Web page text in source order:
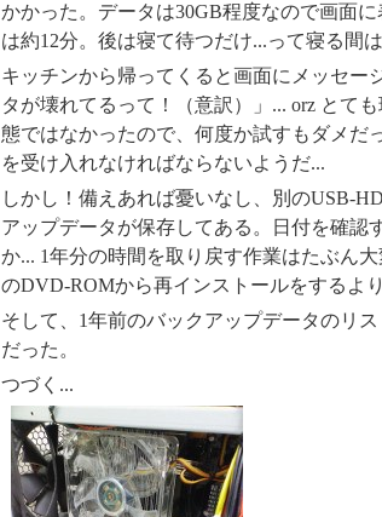
かかった。データは30GB程度なので画面
は約12分。後は寝て待つだけ...って寝る間
キッチンから帰ってくると画面にメッセー
タが壊れてるって！（意訳）」... orz とて
態ではなかったので、何度か試すもダメだ
を受け入れなければならないようだ...
しかし！備えあれば憂いなし、別のUSB-
アップデータが保存してある。日付を確認
か... 1年分の時間を取り戻す作業はたぶん
のDVD-ROMから再インストールをするよ
そして、1年前のバックアップデータのリ
だった。
つづく...